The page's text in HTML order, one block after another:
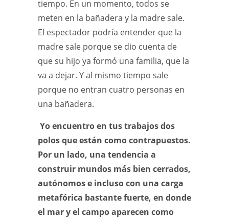
tiempo. En un momento, todos se
meten en la bañadera y la madre sale.
El espectador podría entender que la
madre sale porque se dio cuenta de
que su hijo ya formó una familia, que la
va a dejar. Y al mismo tiempo sale
porque no entran cuatro personas en
una bañadera.
Yo encuentro en tus trabajos dos
polos que están como contrapuestos.
Por un lado, una tendencia a
construir mundos más bien cerrados,
autónomos e incluso con una carga
metafórica bastante fuerte, en donde
el mar y el campo aparecen como